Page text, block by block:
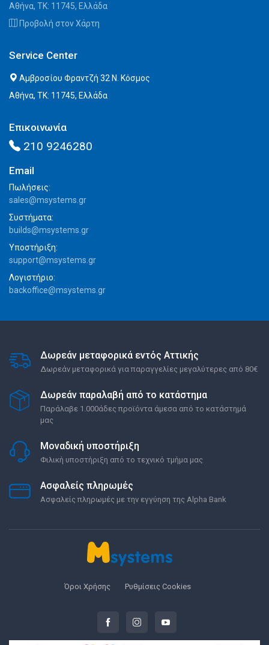
Αθήνα, ΤΚ: 11745, Ελλάδα
Προβολή στον Χάρτη
Service Center
Αμβροσίου Φραντζή 32 Ν. Κόσμος
Αθήνα, ΤΚ: 11745, Ελλάδα
Επικοινωνία
210 9246280
Email
Πωλήσεις:
sales@msystems.gr
Συστήματα:
builds@msystems.gr
Υποστήριξη:
support@msystems.gr
Λογιστήριο:
backoffice@msystems.gr
Δωρεάν μεταφορικά εντός Αττικής
Δωρεάν μεταφορικά για παραγγελίες μεγαλύτερες από 80€
Δωρεάν παραλαβή από το κατάστημα
Παράλαβε 1.000άδες προϊόντα άμεσα από το κατάστημά
μας
Μοναδική υποστήριξη
Φιλική υποστήριξη από το τεχνικό τμήμα μας
Ασφαλείς πληρωμές
Ασφαλείς πληρωμές με την εγγύηση της Alpha Bank
Όροι Χρήσης Ρυθμίσεις Cookies